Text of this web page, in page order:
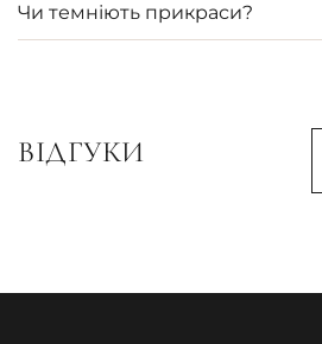
Чи темніють прикраси?
ВІДГУКИ